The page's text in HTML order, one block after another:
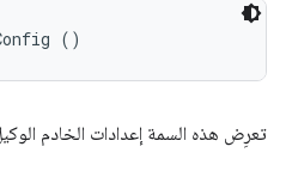
()
تعرِض هذه السمة إعدادات الخادم